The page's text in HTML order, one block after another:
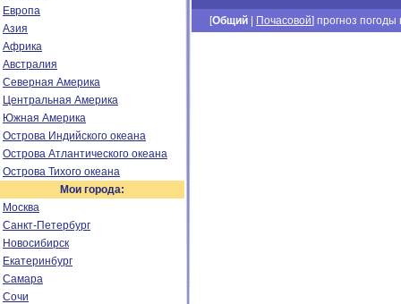
Европа
Азия
Африка
Австралия
Северная Америка
Центральная Америка
Южная Америка
Острова Индийского океана
Острова Атлантического океана
Острова Тихого океана
Мои города:
Москва
Санкт-Петербург
Новосибирск
Екатеринбург
Самара
Сочи
[Общий Почасовой] прогноз погоды